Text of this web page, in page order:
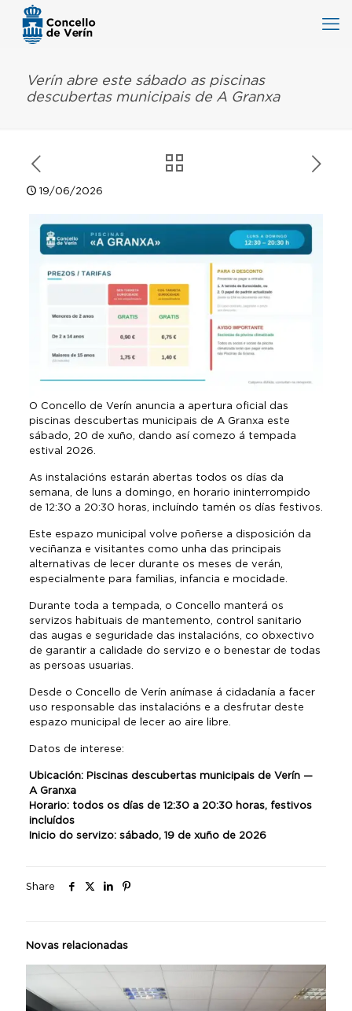
Verín abre este sábado as piscinas
descubertas municipais de A Granxa
19/06/2026
O Concello de Verín anuncia a apertura oficial das
piscinas descubertas municipais de A Granxa este
sábado, 20 de xuño, dando así comezo á tempada
estival 2026.
As instalacións estarán abertas todos os días da
semana, de luns a domingo, en horario ininterrompido
de 12:30 a 20:30 horas, incluíndo tamén os días festivos.
Este espazo municipal volve poñerse a disposición da
veciñanza e visitantes como unha das principais
alternativas de lecer durante os meses de verán,
especialmente para familias, infancia e mocidade.
Durante toda a tempada, o Concello manterá os
servizos habituais de mantemento, control sanitario
das augas e seguridade das instalacións, co obxectivo
de garantir a calidade do servizo e o benestar de todas
as persoas usuarias.
Desde o Concello de Verín anímase á cidadanía a facer
uso responsable das instalacións e a desfrutar deste
espazo municipal de lecer ao aire libre.
Datos de interese:
Ubicación: Piscinas descubertas municipais de Verín —
A Granxa
Horario: todos os días de 12:30 a 20:30 horas, festivos
incluídos
Inicio do servizo: sábado, 19 de xuño de 2026
Share
Novas relacionadas